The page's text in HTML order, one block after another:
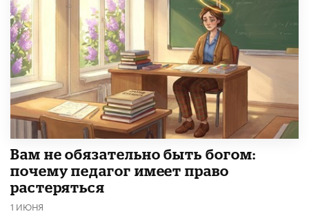
​Вам не обязательно быть богом:
почему педагог имеет право
растеряться
1 ИЮНЯ